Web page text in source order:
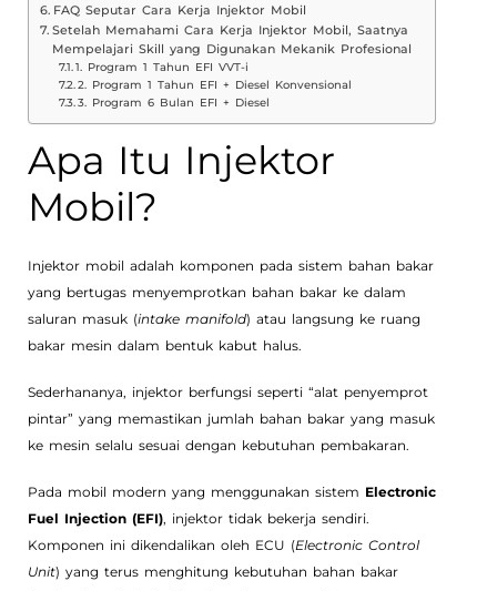
FAQ Seputar Cara Kerja Injektor Mobil
Setelah Memahami Cara Kerja Injektor Mobil, Saatnya
Mempelajari Skill yang Digunakan Mekanik Profesional
1. Program 1 Tahun EFI VVT-i
2. Program 1 Tahun EFI + Diesel Konvensional
3. Program 6 Bulan EFI + Diesel
Apa Itu Injektor
Mobil?
Injektor mobil adalah komponen pada sistem bahan bakar
yang bertugas menyemprotkan bahan bakar ke dalam
saluran masuk (intake manifold) atau langsung ke ruang
bakar mesin dalam bentuk kabut halus.
Sederhananya, injektor berfungsi seperti “alat penyemprot
pintar” yang memastikan jumlah bahan bakar yang masuk
ke mesin selalu sesuai dengan kebutuhan pembakaran.
Pada mobil modern yang menggunakan sistem Electronic
Fuel Injection (EFI), injektor tidak bekerja sendiri.
Komponen ini dikendalikan oleh ECU (Electronic Control
Unit) yang terus menghitung kebutuhan bahan bakar